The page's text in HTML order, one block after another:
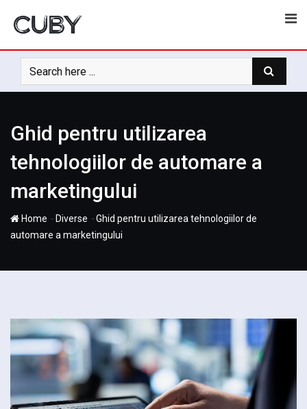
Ghid pentru utilizarea
tehnologiilor de automare a
marketingului
Home - Diverse -Ghid pentru utilizarea tehnologiilor de
automare a marketingului